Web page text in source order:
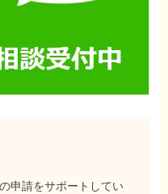
申請をサポートしてい